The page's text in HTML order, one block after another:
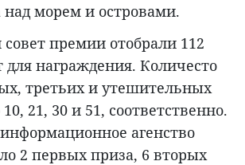
над морем и островами.
премии отобрали 112
награждения. Количесто
третьих и утешительных
21, 30 и 51, соответственно.
агенство
2 первых приза, 6 вторых